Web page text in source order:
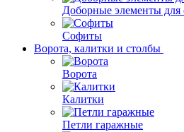
Доборные элементы для
Софиты
Ворота, калитки и столбы
Ворота
Калитки
Петли гаражные